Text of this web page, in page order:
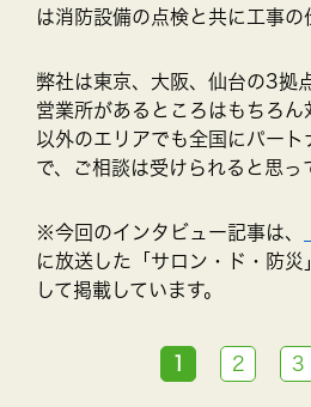
は消防設備の点検と共に工事の
弊社は東京、大阪、仙台の3拠
営業所があるところはもちろ
以外のエリアでも全国にパー
で、ご相談は受けられると思っ
※今回のインタビュー記事は、
に放送した「サロン・ド・防
して掲載しています。
1 2 3